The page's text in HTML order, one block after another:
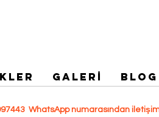
WhatsApp numarasından
GALERİ Blog